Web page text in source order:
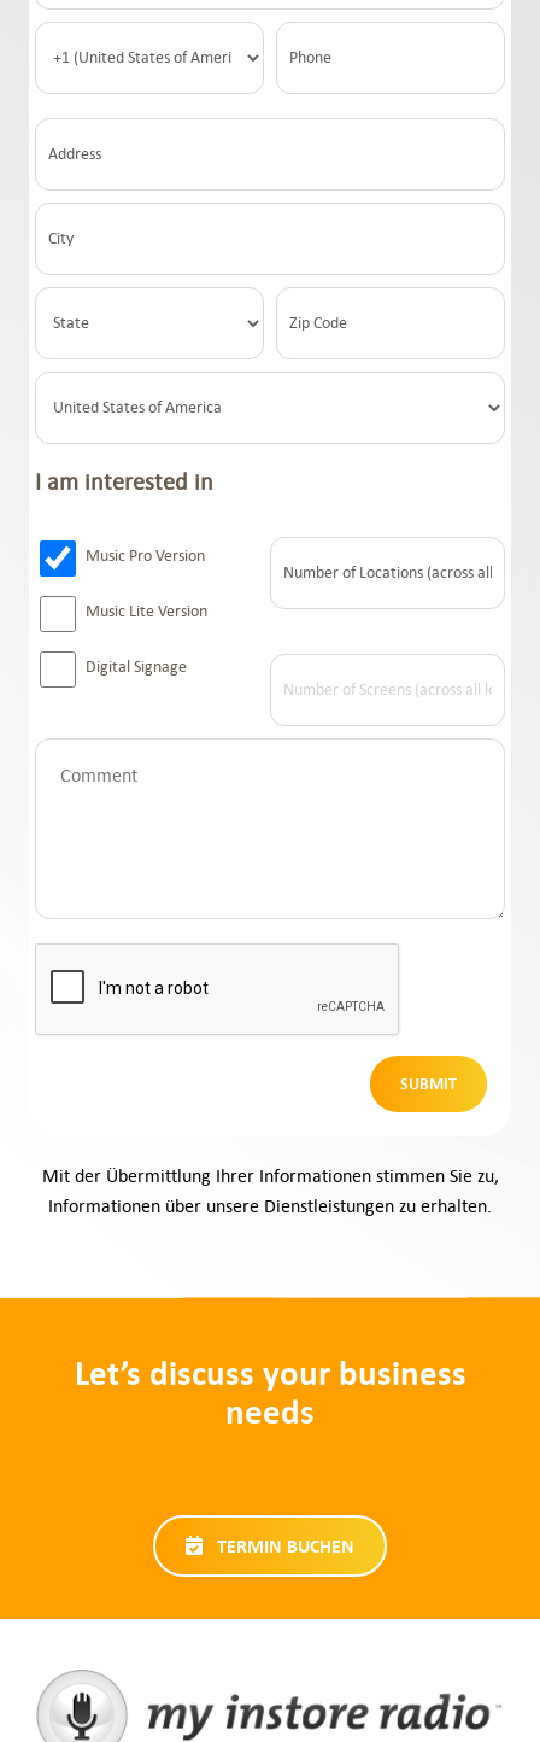
Angebot
Kontakt
DE
I am interested in
Music Pro Version
Music Lite Version
Digital Signage
Mit der Übermittlung Ihrer Informationen stimmen Sie zu,
Informationen über unsere Dienstleistungen zu erhalten.
Let’s discuss your business
needs
TERMIN BUCHEN